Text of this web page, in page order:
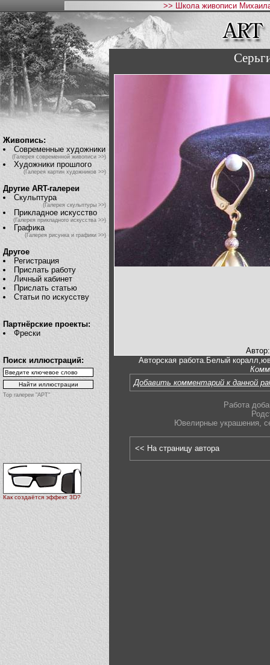
>> Школа живописи
Живопись:
Современные художники
(Галерея современной живописи >>)
Художники прошлого
(Галерея картин художников >>)
Другие ART-галереи
Скульптура
(Галерея скульптуры >>)
Прикладное искусство
(Галерея прикладного искусства >>)
Графика
(Галерея рисунка и графики >>)
Другое
Регистрация
Прислать работу
Личный кабинет
Прислать статью
Статьи по искусству
Партнёрские проекты:
Фрески
Поиск иллюстраций:
Top галереи "АРТ"
Как создаётся эффект 3D?
Авторская работа.Белый
Добавить комментарий к данной
Работа
Ювелирные украшения,
<< На страницу автора